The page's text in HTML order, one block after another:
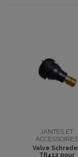
JANTES ET
ACCESSOIRES
Valve
TR412 pour